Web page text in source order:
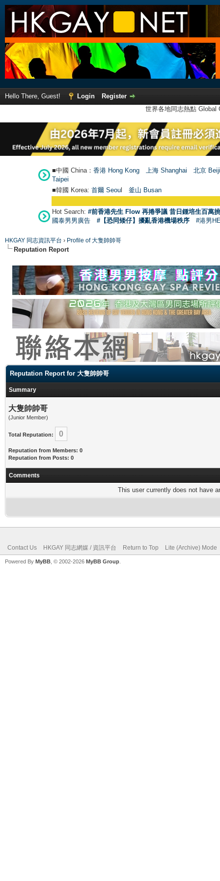
Hello There, Guest! Login
Register
世界各地同志熱點
■中國 China： 香港 Hong Kong 上海 Shanghai
北京
Taipei
■韓國 Korea: 首爾 Seoul 釜山 Busan
Hot Search: #前香港先生 Flow 再捲爭議 昔日鍾培生百萬
國泰男男廣告
#【恐同矮仔】擾亂香港機場秩序 #港男
HKGAY 同志資訊平台 › Profile of 大隻帥帥哥
Reputation Report
Reputation Report for 大隻帥帥哥
Summary
大隻帥帥哥
(Junior Member)
Total Reputation: 0
Reputation from Members: 0
Reputation from Posts: 0
Comments
This user currently does not have
Contact Us HKGAY 同志網媒 / 資訊平台 Return to Top Lite (Archive) Mode
Powered By MyBB , © 2002-2026 MyBB Group